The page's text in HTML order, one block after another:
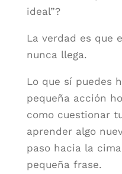
ideal”?
La verdad es que
nunca llega.
Lo que sí puedes
pequeña acción
como cuestionar
aprender algo
paso hacia la
pequeña frase.